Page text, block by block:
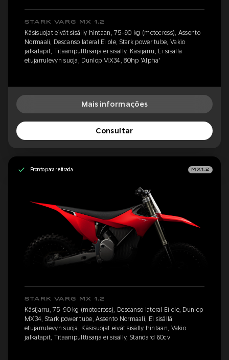
STARK VARG MX 1.2
Käsisuojat eivät sisälly hintaan, 75–90 kg (motocross), Assento
Normaali, Descanso lateral Ei ole, Stark power tube, Vakio
jalkatapit, Titaanipulttisarja ei sisälly, Käsijarru, Ei sisällä
etujarrulevyn suoja, Dunlop MX34, 80hp 'Alpha'
Mais informações
Consultar
Pronto para retirada MX1.2
STARK VARG MX 1.2
Käsijarru, 75–90 kg (motocross), Descanso lateral Ei ole, Dunlop
MX34, Stark power tube, Assento Normaali, Ei sisällä
etujarrulevyn suoja, Käsisuojat eivät sisälly hintaan, Vakio
jalkatapit, Titaanipulttisarja ei sisälly, Standard 60cv